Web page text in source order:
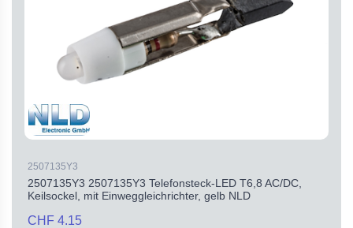
2507135Y3
2507135Y3 2507135Y3 Telefonsteck-LED T6,8 AC/DC,
Keilsockel, mit Einweggleichrichter, gelb NLD
CHF 4.15